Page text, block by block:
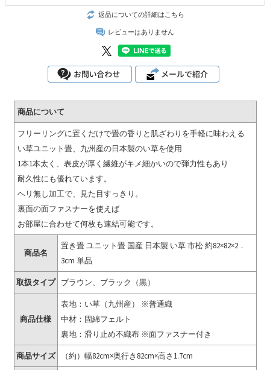
返品についての詳細はこちら
レビューはありません
商品について
フリーリングに置くだけで畳の香りと肌ざわりを手軽に味わえる
い草ユニット畳、九州産の日本製のい草を使用
1本1本太く、表皮が厚く繊維がキメ細かいので弾力性もあり
耐久性にも優れています。
ヘリ無し加工で、見た目すっきり。
裏面の面ファスナーを使えば
お部屋に合わせて何枚も連結可能です。
商品名
置き畳 ユニット畳 国産 日本製 い草 市松 約82×82×2．
3cm 単品
取扱タイプ ブラウン、ブラック（黒）
商品仕様
表地：い草（九州産） ※普通織
中材：固綿フェルト
裏地：滑り止め不織布 ※面ファスナー付き
商品サイズ （約）幅82cm×奥行き82cm×高さ1.7cm